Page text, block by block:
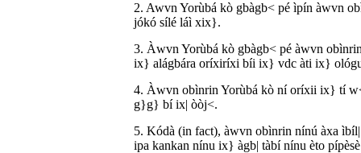
2. Awvn Yorùbá kò gbàgb< pé ìpín àwvn
jókó sílé láì xix}.
3. Àwvn Yorùbá kò gbàgb< pé àwvn
ix} alágbára oríxiríxi bíi ix} vdc àti ix}
4. Àwvn obìnrin Yorùbá kò ní oríxii ix} tí
g}g} bí ix| òòj<.
5. Kódà (in fact), àwvn obìnrin nínú àxa
ipa kankan nínu ix} àgb| tàbí nínu èto